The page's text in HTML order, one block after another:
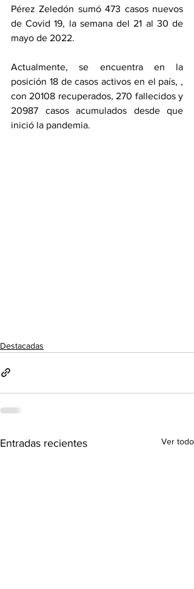
Pérez Zeledón sumó 473 casos nuevos
de Covid 19, la semana del 21 al 30 de
mayo de 2022.
Actualmente, se encuentra en la
posición 18 de casos activos en el país, ,
con 20108 recuperados, 270 fallecidos y
20987 casos acumulados desde que
inició la pandemia.
Destacadas
Entradas recientes Ver todo